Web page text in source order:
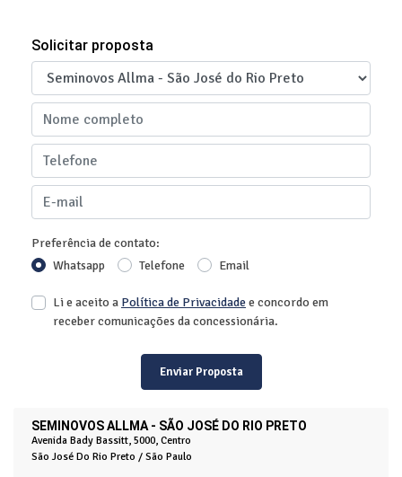
SEMINOVOS ALLMA - SÃO JOSÉ DO RIO PRETO
Avenida Bady Bassitt, 5000, Centro
São José Do Rio Preto / São Paulo
Solicitar proposta
Preferência de contato:
Whatsapp
Telefone Email
Li e aceito a Política de Privacidadee concordo em
receber comunicações da concessionária.
Enviar Proposta